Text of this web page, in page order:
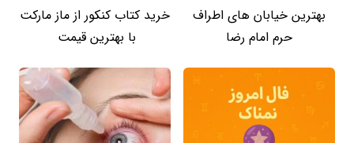
بهترین خیابان های اطراف
حرم امام رضا
خرید کتاب کنکور از ماز مارکت
با بهترین قیمت